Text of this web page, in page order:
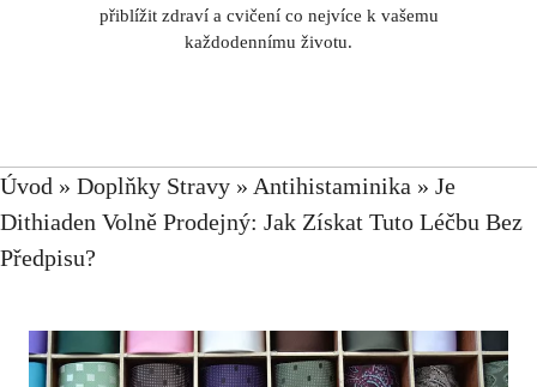
přiblížit zdraví a cvičení co nejvíce k vašemu
každodennímu životu.
Úvod » Doplňky Stravy » Antihistaminika » Je
Dithiaden Volně Prodejný: Jak Získat Tuto Léčbu Bez
Předpisu?